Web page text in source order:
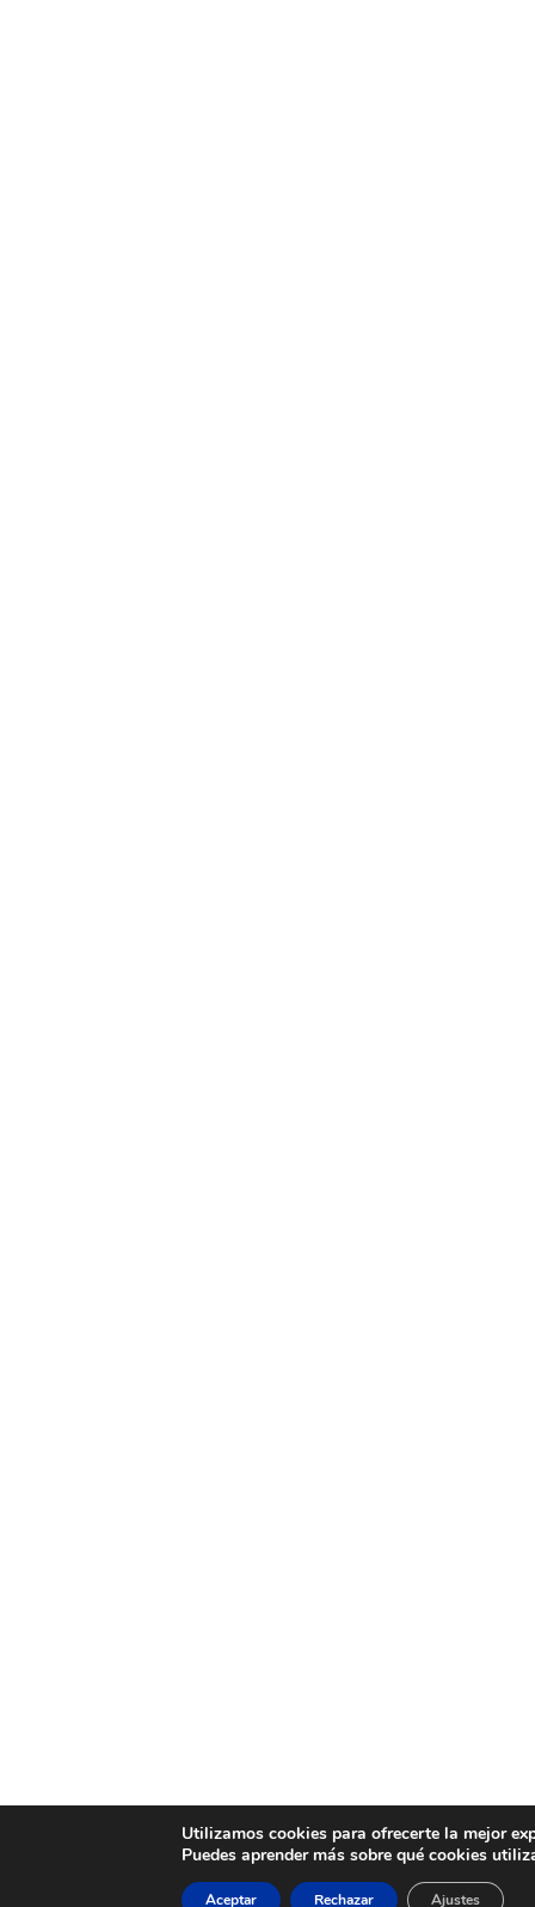
Utilizamos cookies para ofrecerte la mejor
Puedes aprender más sobre qué cookies
Aceptar Rechazar Ajustes